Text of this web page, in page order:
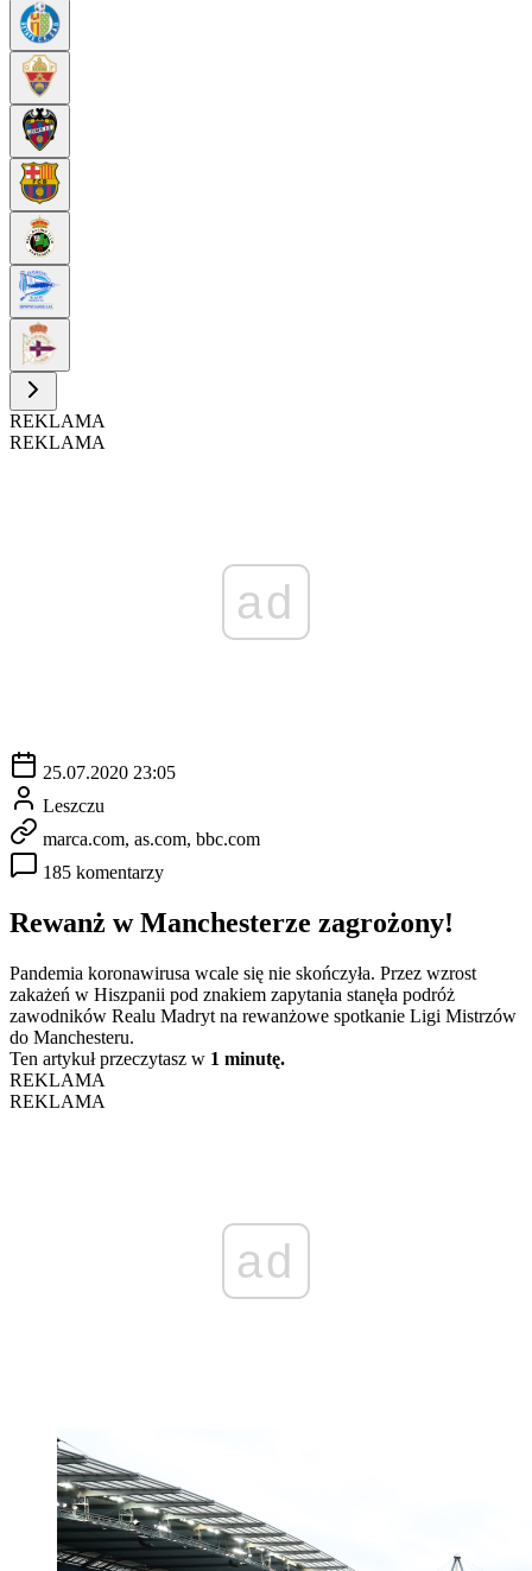
REKLAMA
REKLAMA
ad
25.07.2020 23:05
Leszczu
marca.com, as.com, bbc.com
185 komentarzy
Rewanż w Manchesterze zagrożony!
Pandemia koronawirusa wcale się nie skończyła. Przez wzrost
zakażeń w Hiszpanii pod znakiem zapytania stanęła podróż
zawodników Realu Madryt na rewanżowe spotkanie Ligi Mistrzów
do Manchesteru.
Ten artykuł przeczytasz w 1 minutę.
REKLAMA
REKLAMA
ad